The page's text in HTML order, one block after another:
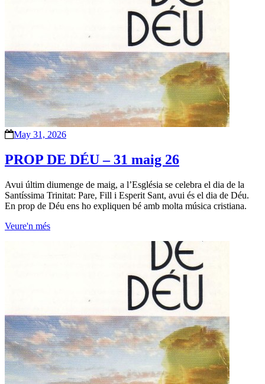
May 31, 2026
PROP DE DÉU – 31 maig 26
Avui últim diumenge de maig, a l’Església se celebra el dia de la
Santíssima Trinitat: Pare, Fill i Esperit Sant, avui és el dia de Déu.
En prop de Déu ens ho expliquen bé amb molta música cristiana.
Veure'n més